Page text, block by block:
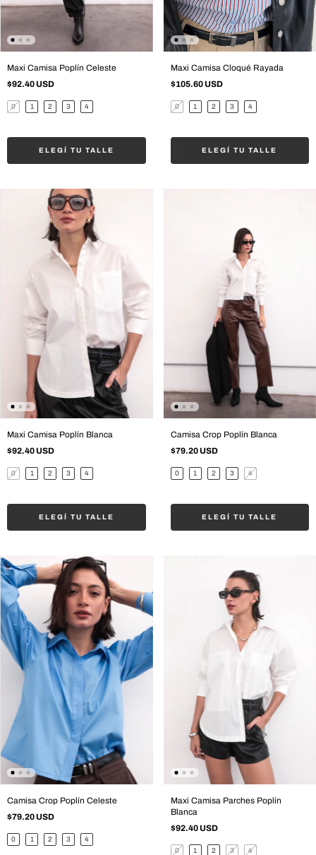
Maxi Camisa Poplín Celeste
$92.40 USD
0 1 2 3 4
ELEGÍ TU TALLE
Maxi Camisa Cloqué Rayada
$105.60 USD
0 1 2 3 4
ELEGÍ TU TALLE
Maxi Camisa Poplín Blanca
$92.40 USD
0 1 2 3 4
ELEGÍ TU TALLE
Camisa Crop Poplín Blanca
$79.20 USD
0 1 2 3 4
ELEGÍ TU TALLE
Camisa Crop Poplín Celeste
$79.20 USD
0 1 2 3 4
Maxi Camisa Parches Poplín
Blanca
$92.40 USD
0 1 2 3 4